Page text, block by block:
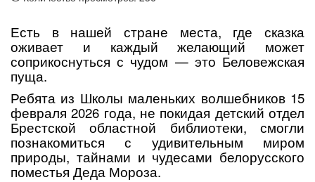
Есть в нашей стране места, где сказка
оживает и каждый желающий может
соприкоснуться с чудом — это Беловежская
пуща.
Ребята из Школы маленьких волшебников 15
февраля 2026 года, не покидая детский отдел
Брестской областной библиотеки, смогли
познакомиться с удивительным миром
природы, тайнами и чудесами белорусского
поместья Деда Мороза.